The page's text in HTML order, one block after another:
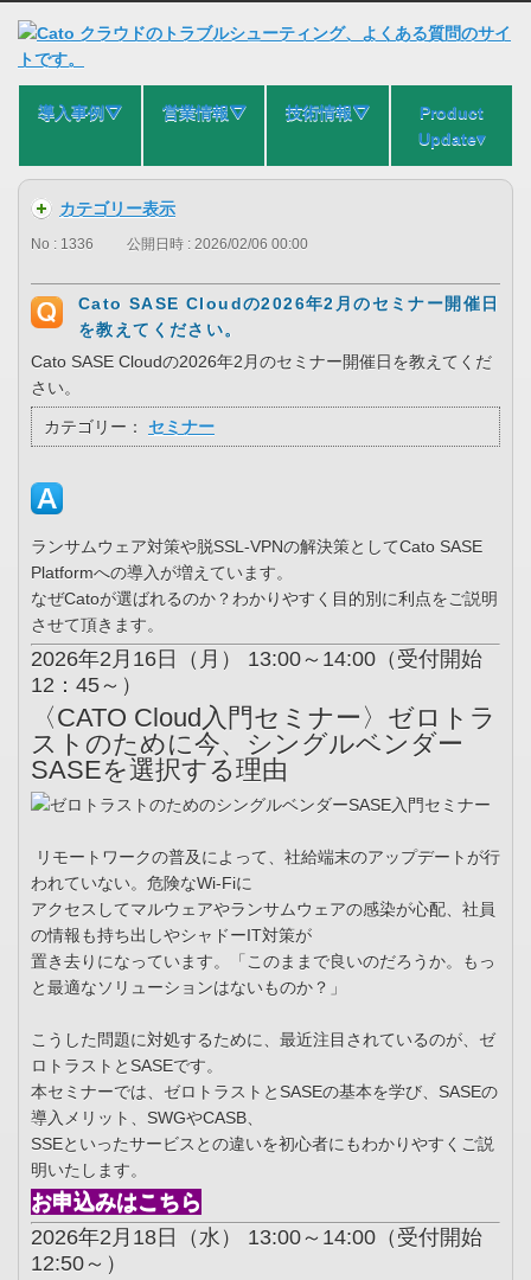
導入事例⛛ 営業情報⛛ 技術情報⛛
Product
Update▾
カテゴリー表示
No : 1336 公開日時 : 2026/02/06 00:00
Cato SASE Cloudの2026年2月のセミナー開催日
を教えてください。
Cato SASE Cloudの2026年2月のセミナー開催日を教えてくだ
さい。
カテゴリー： セミナー
ランサムウェア対策や脱SSL-VPNの解決策としてCato SASE
Platformへの導入が増えています。
なぜCatoが選ばれるのか？わかりやすく目的別に利点をご説明
させて頂きます。
2026年2月16日（月） 13:00～14:00（受付開始
12：45～）
〈CATO Cloud入門セミナー〉ゼロトラ
ストのために今、シングルベンダー
SASEを選択する理由
リモートワークの普及によって、社給端末のアップデートが行
われていない。危険なWi-Fiに
アクセスしてマルウェアやランサムウェアの感染が心配、社員
の情報も持ち出しやシャドーIT対策が
置き去りになっています。「このままで良いのだろうか。もっ
と最適なソリューションはないものか？」
こうした問題に対処するために、最近注目されているのが、ゼ
ロトラストとSASEです。
本セミナーでは、ゼロトラストとSASEの基本を学び、SASEの
導入メリット、SWGやCASB、
SSEといったサービスとの違いを初心者にもわかりやすくご説
明いたします。
お申込みはこちら
2026年2月18日（水） 13:00～14:00（受付開始
12:50～）